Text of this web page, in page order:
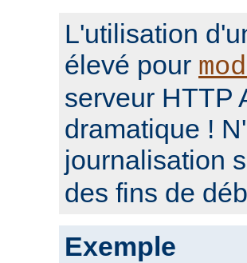
L'utilisation
élevé pour
serveur HTTP
dramatique !
journalisation
des fins de
Exemple